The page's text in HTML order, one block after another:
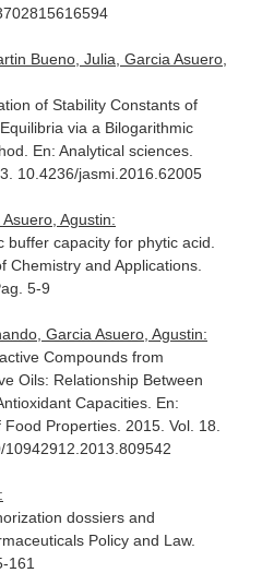
Bueno, Julia, Garcia Asuero,
of Stability Constants of
via a Bilogarithmic
En: Analytical sciences.
10.4236/jasmi.2016.62005
Agustin:
buffer capacity for phytic acid.
Chemistry and Applications.
5-9
Garcia Asuero, Agustin:
Compounds from
Oils: Relationship Between
Capacities. En:
Food Properties. 2015. Vol. 18.
dossiers and
Policy and Law.
161